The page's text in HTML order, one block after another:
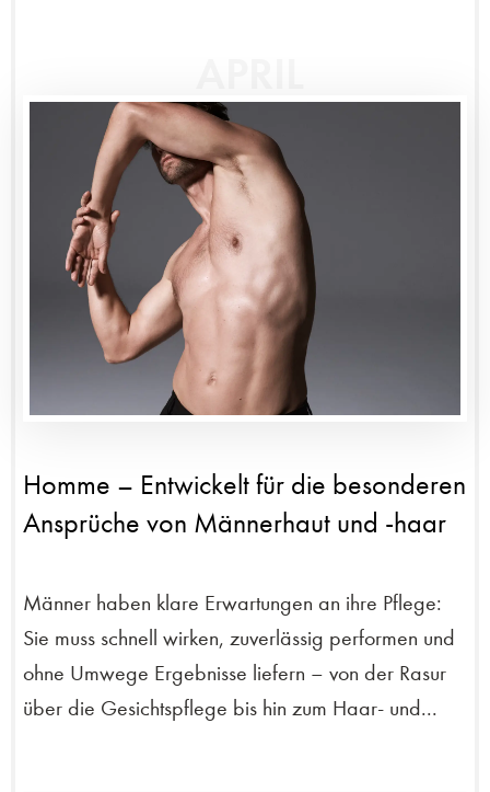
Homme – Entwickelt für die besonderen
Ansprüche von Männerhaut und -haar
Männer haben klare Erwartungen an ihre Pflege:
Sie muss schnell wirken, zuverlässig performen und
ohne Umwege Ergebnisse liefern – von der Rasur
über die Gesichtspflege bis hin zum Haar- und...